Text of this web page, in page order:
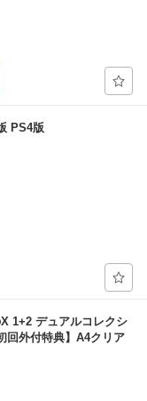
PS4版
X 1+2 デュアルコレクシ
外付特典】A4クリア